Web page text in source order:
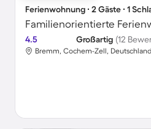
Ferienwohnung ∙ 2 Gäste ∙ 1
4.5 Großartig (12
Bremm, Cochem-Zell, Deutschland